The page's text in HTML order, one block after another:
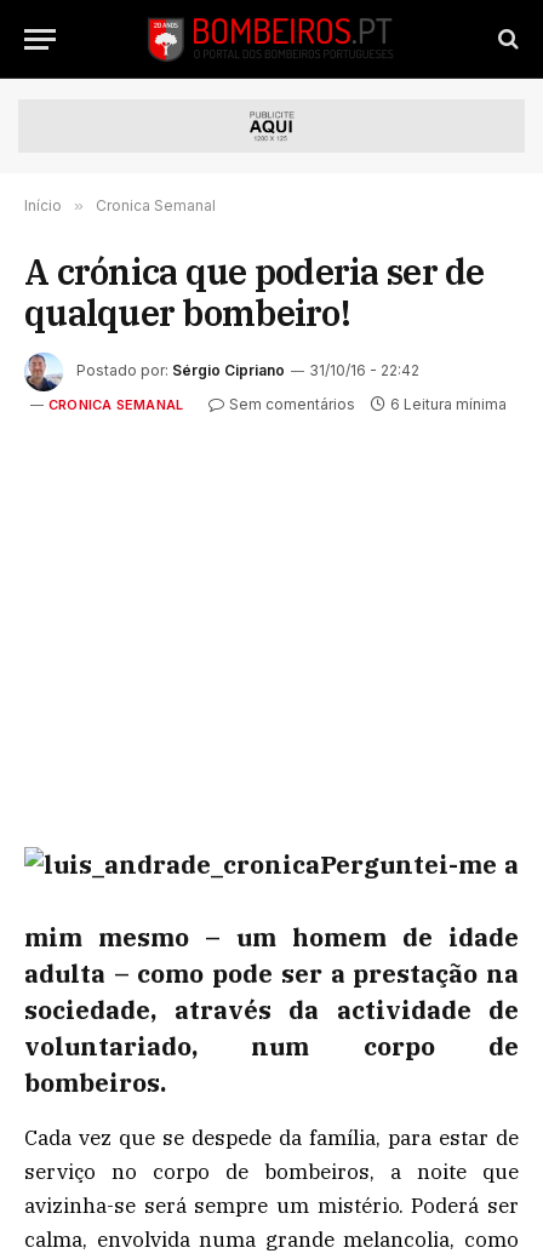
Início » Cronica Semanal
A crónica que poderia ser de
qualquer bombeiro!
Postado por: Sérgio Cipriano 31/10/16 - 22:42
CRONICA SEMANAL Sem comentários 6 Leitura mínima
Perguntei-me a
mim mesmo – um homem de idade
adulta – como pode ser a prestação na
sociedade, através da actividade de
voluntariado, num corpo de
bombeiros.
Cada vez que se despede da família, para estar de
serviço no corpo de bombeiros, a noite que
avizinha-se será sempre um mistério. Poderá ser
calma, envolvida numa grande melancolia, como